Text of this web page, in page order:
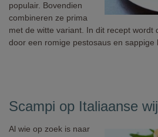
populair. Bovendien
combineren ze prima
met de witte variant. In dit recept wordt
door een romige pestosaus en sappige
Scampi op Italiaanse
Al wie op zoek is naar